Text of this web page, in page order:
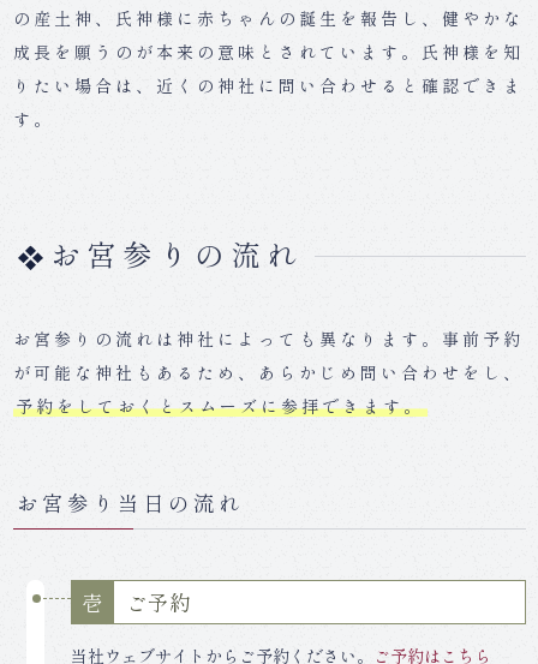
の産土神、氏神様に赤ちゃんの誕生を報告し、健やかな
成長を願うのが本来の意味とされています。氏神様を知
りたい場合は、近くの神社に問い合わせると確認できま
す。
お宮参りの流れ
お宮参りの流れは神社によっても異なります。事前予約
が可能な神社もあるため、あらかじめ問い合わせをし、
予約をしておくとスムーズに参拝できます。
お宮参り当日の流れ
壱 ご予約
当社ウェブサイトからご予約ください。 ご予約はこちら